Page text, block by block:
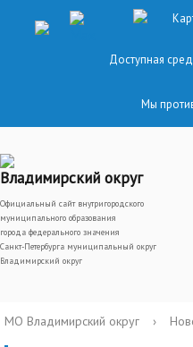
Доступная
Мы
Владимирский округ
Официальный сайт внутригородского
муниципального образования
города федерального значения
Санкт-Петербурга муниципальный округ
Владимирский округ
МО Владимирский округ ›